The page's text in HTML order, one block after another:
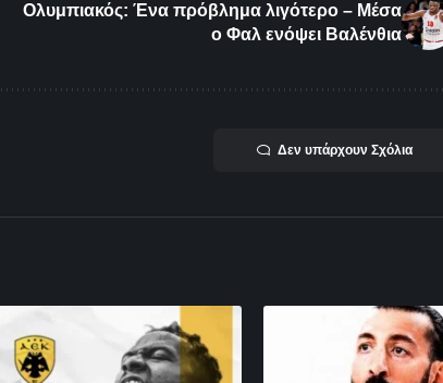
Ολυμπιακός: Ένα πρόβλημα λιγότερο – Μέσα
ο Φαλ ενόψει Βαλένθια
Δεν υπάρχουν Σχόλια